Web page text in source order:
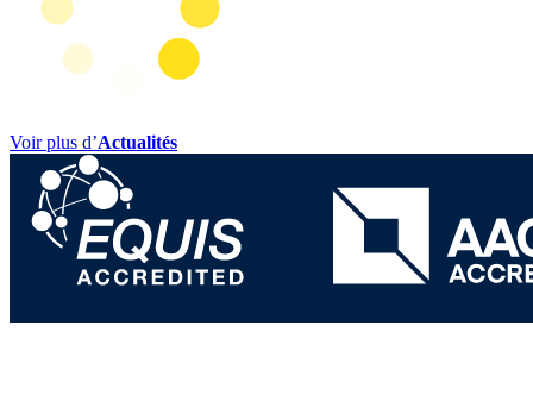
Voir plus d’Actualités